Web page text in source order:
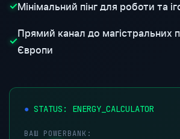
✓Мінімальний пінг для роботи та
✓
Прямий канал до магістральних
Європи
STATUS: ENERGY_CALCULATOR
ВАШ POWERBANK: